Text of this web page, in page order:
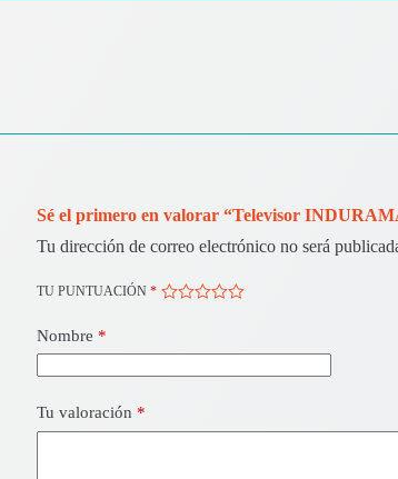
Sé el primero en valorar “Televisor
Tu dirección de correo electrónico no será
TU PUNTUACIÓN *
Nombre *
Tu valoración *